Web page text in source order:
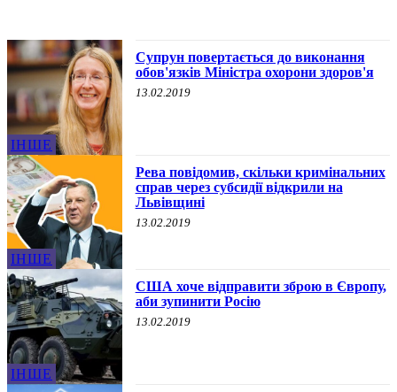
ІНШЕ
Супрун повертається до виконання
обов'язків Міністра охорони здоров'я
13.02.2019
ІНШЕ
Рева повідомив, скільки кримінальних
справ через субсидії відкрили на
Львівщині
13.02.2019
ІНШЕ
США хоче відправити зброю в Європу,
аби зупинити Росію
13.02.2019